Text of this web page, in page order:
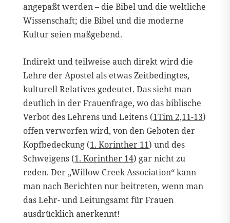
angepaßt werden – die Bibel und die weltliche
Wissenschaft; die Bibel und die moderne
Kultur seien maßgebend.
Indirekt und teilweise auch direkt wird die
Lehre der Apostel als etwas Zeitbedingtes,
kulturell Relatives gedeutet. Das sieht man
deutlich in der Frauenfrage, wo das biblische
Verbot des Lehrens und Leitens (1Tim 2,11-13)
offen verworfen wird, von den Geboten der
Kopfbedeckung (1. Korinther 11) und des
Schweigens (1. Korinther 14) gar nicht zu
reden. Der „Willow Creek Association“ kann
man nach Berichten nur beitreten, wenn man
das Lehr- und Leitungsamt für Frauen
ausdrücklich anerkennt!